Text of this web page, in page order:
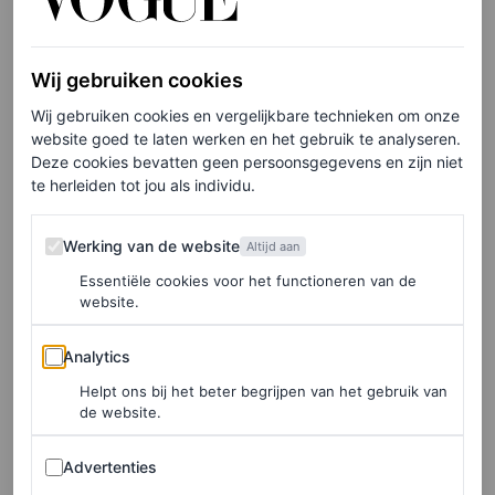
Harry Styles in een oranje
Valentino trui
Doorboord met een subtiel “V” logo was de, behalve qua
kleur dus, eenvoudige oranje Valentino trui van Harry
weelderige Gucci creaties die hij vroeger van Michele
droeg. Parels, kristallen en ruches waren toentertijd
onmisbaar. Maar een vleugje van die oude grillige geest
was nog steeds aanwezig. Een kraag met ruches stak
onder de trui uit, een onverwacht detail.
Met de toevoeging van een behoorlijk eenvoudige broek
en een paar bruine loafers introduceerde de algehele look
Wij gebruiken cookies
Wij gebruiken cookies en vergelijkbare technieken om onze
website goed te laten werken en het gebruik te analyseren.
Deze cookies bevatten geen persoonsgegevens en zijn niet
te herleiden tot jou als individu.
Werking van de website
Werking van de website Altijd aan
Essentiële cookies voor het functioneren van de
website.
Analytics
Analytics
Helpt ons bij het beter begrijpen van het gebruik van
de website.
Advertenties
Advertenties